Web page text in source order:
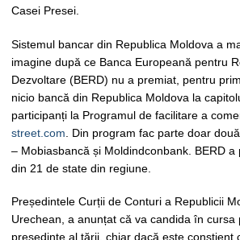
Casei Presei.
Sistemul bancar din Republica Moldova a
imagine după ce Banca Europeană pentru
Dezvoltare (BERD) nu a premiat, pentru
nicio bancă din Republica Moldova la
participanți la Programul de facilitare a
street.com . Din program fac parte doar
– Mobiasbancă și Moldindconbank. BERD
din 21 de state din regiune.
Președintele Curții de Conturi a Republicii
Urechean, a anunțat că va candida în cursa
președinte al țării, chiar dacă este conștient